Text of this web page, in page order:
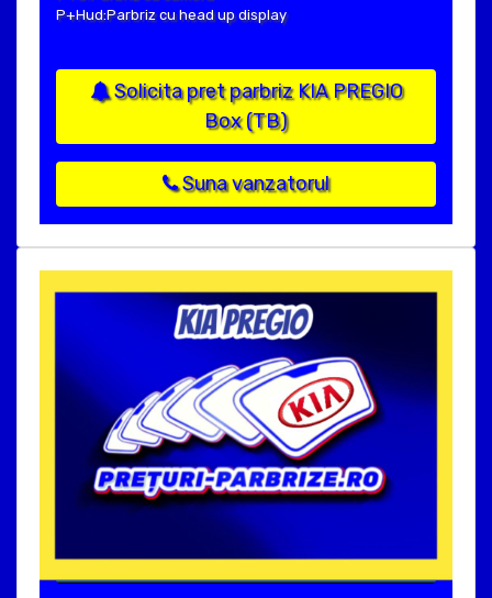
P+Hud:Parbriz cu head up display
Solicita pret parbriz KIA PREGIO
Box (TB)
Suna vanzatorul